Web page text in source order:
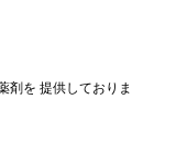
剤を 提供しておりま